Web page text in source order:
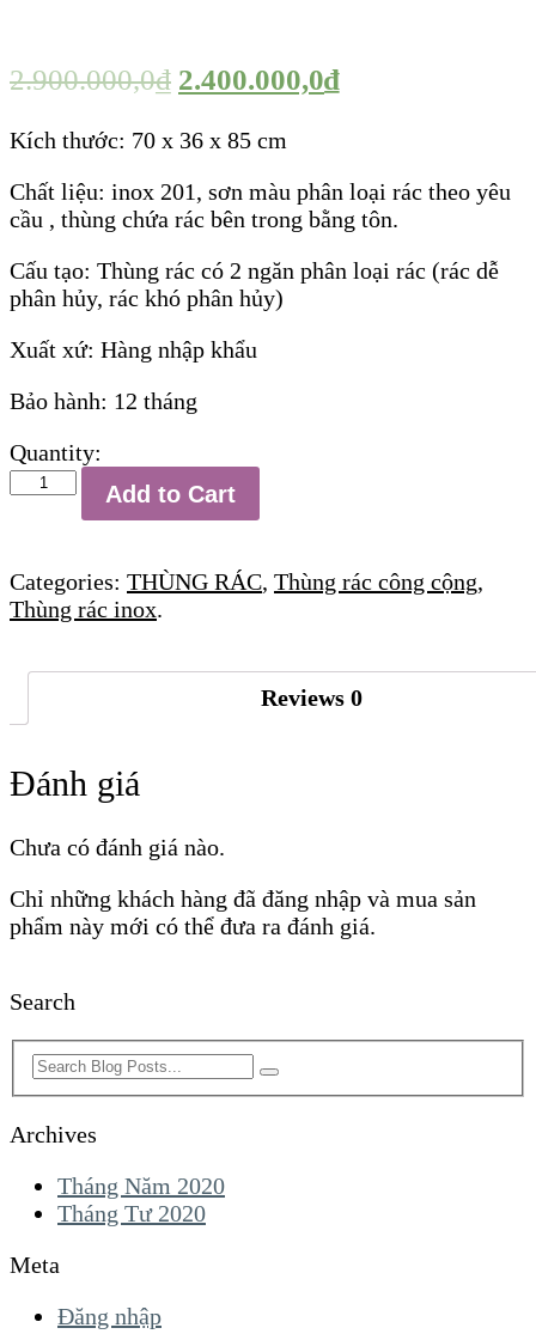
2.900.000,0₫ 2.400.000,0₫
Kích thước: 70 x 36 x 85 cm
Chất liệu: inox 201, sơn màu phân loại rác theo yêu
cầu , thùng chứa rác bên trong bằng tôn.
Cấu tạo: Thùng rác có 2 ngăn phân loại rác (rác dễ
phân hủy, rác khó phân hủy)
Xuất xứ: Hàng nhập khẩu
Bảo hành: 12 tháng
Quantity:
Thùng
ngăn
ngoài
số
Add to Cart
Categories: THÙNG RÁC, Thùng rác công cộng,
Thùng rác inox.
Reviews 0
Đánh giá
Chưa có đánh giá nào.
Chỉ những khách hàng đã đăng nhập và mua sản
phẩm này mới có thể đưa ra đánh giá.
Search
Archives
Tháng Năm 2020
Tháng Tư 2020
Meta
Đăng nhập